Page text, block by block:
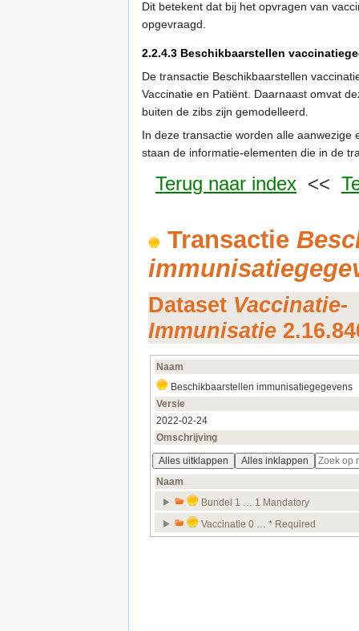
Dit betekent dat bij het opvragen van
opgevraagd.
2.2.4.3 Beschikbaarstellen
De transactie Beschikbaarstellen
Vaccinatie en Patiënt. Daarnaast omvat
buiten de zibs zijn gemodelleerd.
In deze transactie worden alle
staan de informatie-elementen die in de